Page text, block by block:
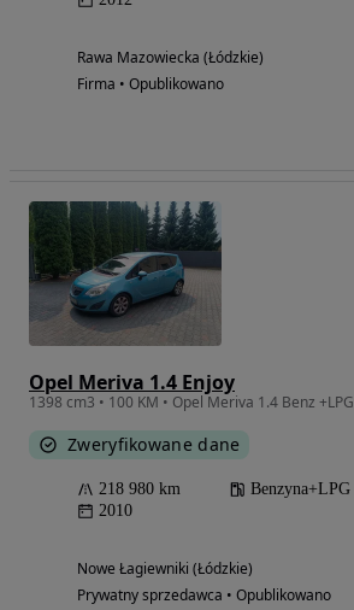
Rawa Mazowiecka (Łódzkie)
Firma • Opublikowano
Opel Meriva 1.4 Enjoy
1398 cm3 • 100 KM • Opel Meriva 1.4 Benz +LPG
Zweryfikowane dane
218 980 km Benzyna+LPG
2010
Nowe Łagiewniki (Łódzkie)
Prywatny sprzedawca • Opublikowano